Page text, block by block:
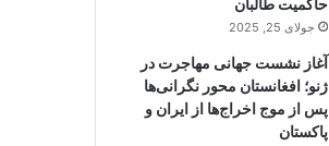
حاکمیت طالبان
جولای 25, 2025
آغاز نشست جهانی مهاجرت در
ژنو؛ افغانستان محور نگرانی‌ها
پس از موج اخراج‌ها از ایران و
پاکستان